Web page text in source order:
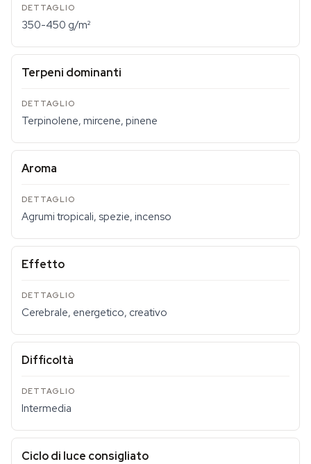
350-450 g/m²
Terpeni dominanti
Terpinolene, mircene, pinene
Aroma
Agrumi tropicali, spezie, incenso
Effetto
Cerebrale, energetico, creativo
Difficoltà
Intermedia
Ciclo di luce consigliato